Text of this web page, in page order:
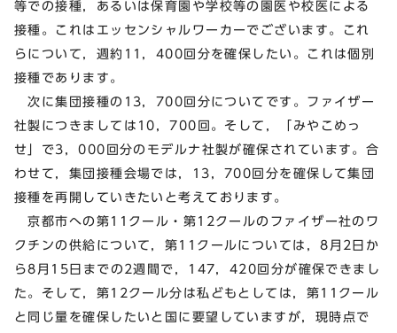
等での接種，あるいは保育園や学校等の園医や校医による
接種。これはエッセンシャルワーカーでございます。これ
らについて，週約11，400回分を確保したい。これは個別
接種であります。
次に集団接種の13，700回分についてです。ファイザー
社製につきましては10，700回。そして，「みやこめっ
せ」で3，000回分のモデルナ社製が確保されています。合
わせて，集団接種会場では，13，700回分を確保して集団
接種を再開していきたいと考えております。
京都市への第11クール・第12クールのファイザー社のワ
クチンの供給について，第11クールについては，8月2日か
ら8月15日までの2週間で，147，420回分が確保できまし
た。そして，第12クール分は私どもとしては，第11クール
と同じ量を確保したいと国に要望していますが，現時点で